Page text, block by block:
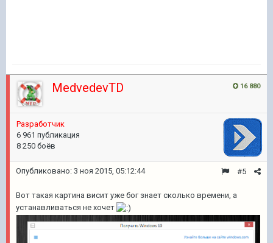
16 880
MedvedevTD
Разработчик
6 961 публикация
8 250 боёв
#5
Опубликовано: 3 ноя 2015, 05:12:44
Вот такая картина висит уже бог знает сколько времени, а
устанавливаться не хочет